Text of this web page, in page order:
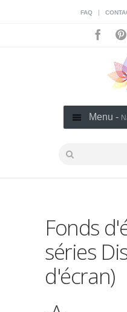
FAQ |
Menu -
Fonds
séries
d'écran)